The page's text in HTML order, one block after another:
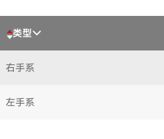
类型
右手系
左手系